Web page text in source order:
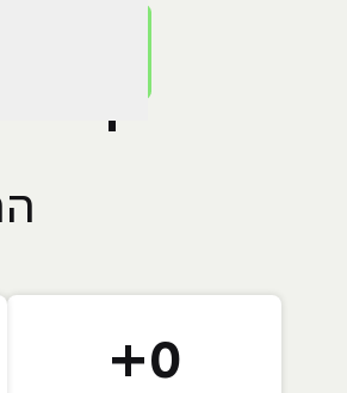
+0